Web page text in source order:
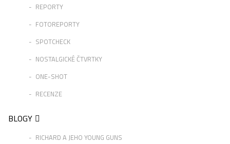
REPORTY
FOTOREPORTY
SPOTCHECK
NOSTALGICKÉ ČTVRTKY
ONE-SHOT
RECENZE
BLOGY
RICHARD A JEHO YOUNG GUNS